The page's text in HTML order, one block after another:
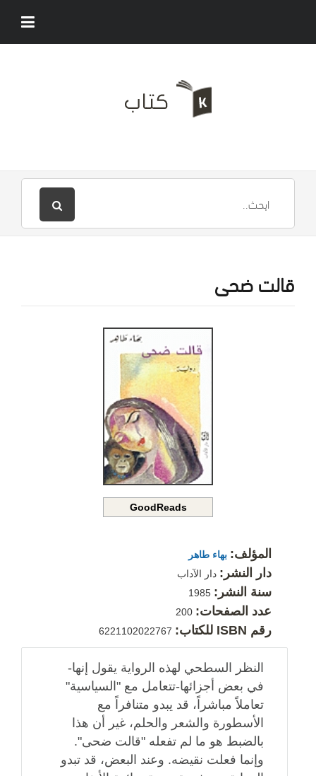
قالت ضحى
GoodReads
المؤلف: بهاء طاهر
دار النشر: دار الآداب
سنة النشر:
عدد الصفحات:
رقم ISBN للكتاب: 6221102022767
النظر السطحي لهذه الرواية يقول إنها-
في بعض أجزائها-تتعامل مع "السياسية"
تعاملاً مباشراً، قد يبدو متنافراً مع
الأسطورة والشعر والحلم، غير أن هذا
بالضبط هو ما لم تفعله "قالت ضحى".
وإنما فعلت نقيضه. وعند البعض، قد تبدو